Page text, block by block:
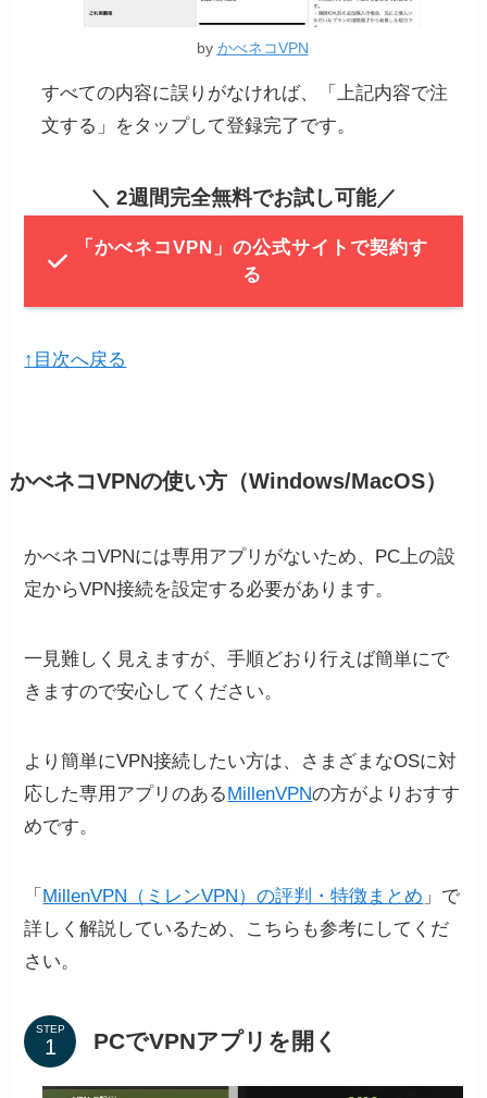
by かべネコVPN
すべての内容に誤りがなければ、「上記内容で注
文する」をタップして登録完了です。
＼ 2週間完全無料でお試し可能／
「かべネコVPN」の公式サイトで契約す
る
↑目次へ戻る
かべネコVPNの使い方（Windows/MacOS）
かべネコVPNには専用アプリがないため、PC上の設
定からVPN接続を設定する必要があります。
一見難しく見えますが、手順どおり行えば簡単にで
きますので安心してください。
より簡単にVPN接続したい方は、さまざまなOSに対
応した専用アプリのあるMillenVPNの方がよりおすす
めです。
「 MillenVPN（ミレンVPN）の評判・特徴まとめ 」で
詳しく解説しているため、こちらも参考にしてくだ
さい。
STEP PCでVPNアプリを開く